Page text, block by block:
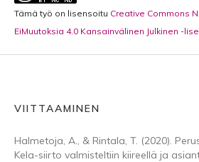
Tämä työ on lisensoitu Creative Commons
EiMuutoksia 4.0 Kansainvälinen Julkinen -
VIITTAAMINEN
Halmetoja, A., & Rintala, T. (2020).
Kela-siirto valmisteltiin kiireellä ja